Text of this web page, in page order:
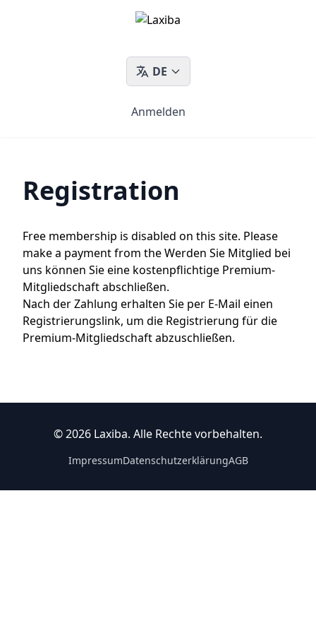
DE
Anmelden
Registration
Free membership is disabled on this site. Please
make a payment from theWerden Sie Mitglied bei
uns können Sie eine kostenpflichtige Premium-
Mitgliedschaft abschließen.
Nach der Zahlung erhalten Sie per E-Mail einen
Registrierungslink, um die Registrierung für die
Premium-Mitgliedschaft abzuschließen.
© 2026 Laxiba. Alle Rechte vorbehalten.
ImpressumDatenschutzerklärungAGB